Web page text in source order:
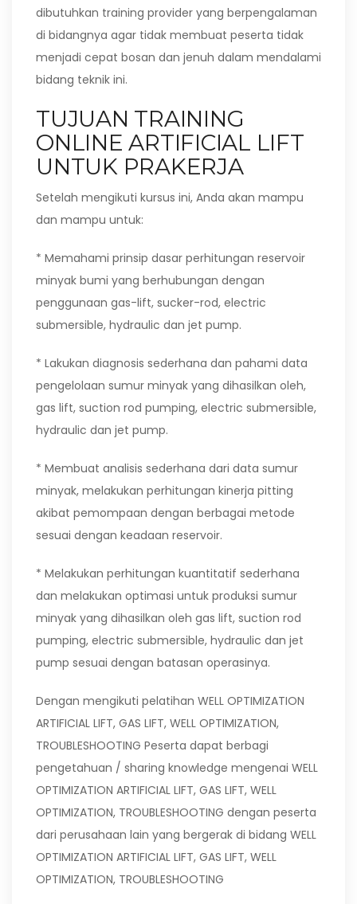
dibutuhkan training provider yang berpengalaman
di bidangnya agar tidak membuat peserta tidak
menjadi cepat bosan dan jenuh dalam mendalami
bidang teknik ini.
TUJUAN TRAINING
ONLINE ARTIFICIAL LIFT
UNTUK PRAKERJA
Setelah mengikuti kursus ini, Anda akan mampu
dan mampu untuk:
* Memahami prinsip dasar perhitungan reservoir
minyak bumi yang berhubungan dengan
penggunaan gas-lift, sucker-rod, electric
submersible, hydraulic dan jet pump.
* Lakukan diagnosis sederhana dan pahami data
pengelolaan sumur minyak yang dihasilkan oleh,
gas lift, suction rod pumping, electric submersible,
hydraulic dan jet pump.
* Membuat analisis sederhana dari data sumur
minyak, melakukan perhitungan kinerja pitting
akibat pemompaan dengan berbagai metode
sesuai dengan keadaan reservoir.
* Melakukan perhitungan kuantitatif sederhana
dan melakukan optimasi untuk produksi sumur
minyak yang dihasilkan oleh gas lift, suction rod
pumping, electric submersible, hydraulic dan jet
pump sesuai dengan batasan operasinya.
Dengan mengikuti pelatihan WELL OPTIMIZATION
ARTIFICIAL LIFT, GAS LIFT, WELL OPTIMIZATION,
TROUBLESHOOTING Peserta dapat berbagi
pengetahuan / sharing knowledge mengenai WELL
OPTIMIZATION ARTIFICIAL LIFT, GAS LIFT, WELL
OPTIMIZATION, TROUBLESHOOTING dengan peserta
dari perusahaan lain yang bergerak di bidang WELL
OPTIMIZATION ARTIFICIAL LIFT, GAS LIFT, WELL
OPTIMIZATION, TROUBLESHOOTING